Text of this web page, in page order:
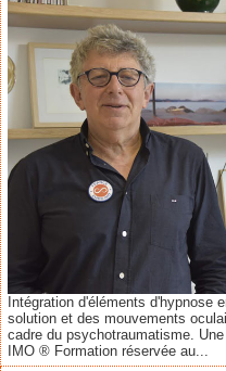
Intégration d'éléments d'hypnose
solution et des mouvements
cadre du psychotraumatisme.
IMO ® Formation réservée au...